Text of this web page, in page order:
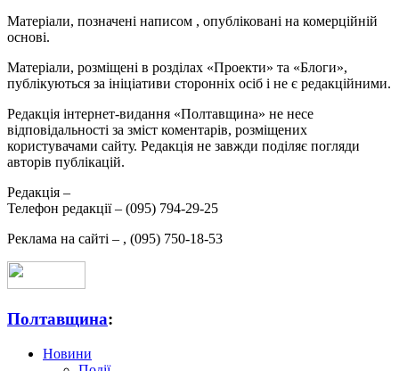
Матеріали, позначені написом , опубліковані на комерційній
основі.
Матеріали, розміщені в розділах «Проекти» та «Блоги»,
публікуються за ініціативи сторонніх осіб і не є редакційними.
Редакція інтернет-видання «Полтавщина» не несе
відповідальності за зміст коментарів, розміщених
користувачами сайту. Редакція не завжди поділяє погляди
авторів публікацій.
Редакція –
Телефон редакції – (095) 794-29-25
Реклама на сайті – , (095) 750-18-53
Полтавщина:
Новини